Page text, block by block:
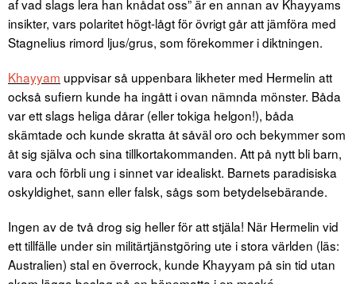
af vad slags lera han knådat oss” är en annan av Khayyams
insikter, vars polaritet högt-lågt för övrigt går att jämföra med
Stagnelius rimord ljus/grus, som förekommer i diktningen.
Khayyam uppvisar så uppenbara likheter med Hermelin att
också sufiern kunde ha ingått i ovan nämnda mönster. Båda
var ett slags heliga dårar (eller tokiga helgon!), båda
skämtade och kunde skratta åt såväl oro och bekymmer som
åt sig själva och sina tillkortakommanden. Att på nytt bli barn,
vara och förbli ung i sinnet var idealiskt. Barnets paradisiska
oskyldighet, sann eller falsk, sågs som betydelsebärande.
Ingen av de två drog sig heller för att stjäla! När Hermelin vid
ett tillfälle under sin militärtjänstgöring ute i stora världen (läs:
Australien) stal en överrock, kunde Khayyam på sin tid utan